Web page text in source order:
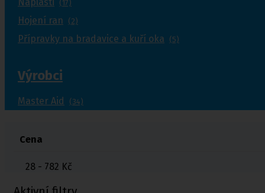
(17)
Hojení ran (2)
Přípravky na bradavice a kuří oka (5)
Výrobci
Master Aid (34)
Cena
28 - 782 Kč